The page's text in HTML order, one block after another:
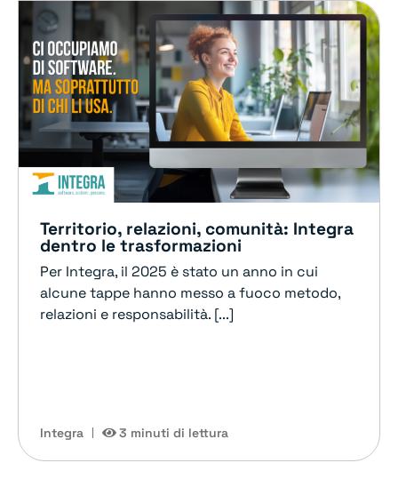
Territorio, relazioni, comunità: Integra
dentro le trasformazioni
Per Integra, il 2025 è stato un anno in cui
alcune tappe hanno messo a fuoco metodo,
relazioni e responsabilità. [...]
Integra 3 minuti di lettura